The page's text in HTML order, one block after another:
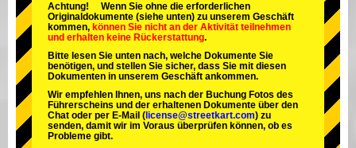
Tokio Asakusa Osaka
Okinawa
Achtung! Wenn Sie ohne die erforderlichen
Originaldokumente (siehe unten) zu unserem Geschäft
kommen, können Sie nicht an der Aktivität teilnehmen
und erhalten keine Rückerstattung.
Bitte lesen Sie unten nach, welche Dokumente Sie
benötigen, und stellen Sie sicher, dass Sie mit diesen
Dokumenten in unserem Geschäft ankommen.
Wir empfehlen Ihnen, uns nach der Buchung Fotos des
Führerscheins und der erhaltenen Dokumente über den
Chat oder per E-Mail ( license@streetkart.com) zu
senden, damit wir im Voraus überprüfen können, ob es
Probleme gibt.